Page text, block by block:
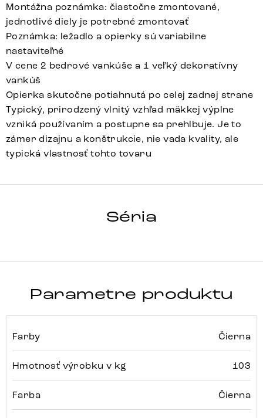
Montážna poznámka: čiastočne zmontované,
jednotlivé diely je potrebné zmontovať
Poznámka: ležadlo a opierky sú variabilne
nastaviteľné
V cene 2 bedrové vankúše a 1 veľký dekoratívny
vankúš
Opierka skutočne potiahnutá po celej zadnej strane
Typický, prirodzený vlnitý vzhľad mäkkej výplne
vzniká používaním a postupne sa prehlbuje. Je to
zámer dizajnu a konštrukcie, nie vada kvality, ale
typická vlastnosť tohto tovaru
Séria
Parametre produktu
Farby Čierna
Hmotnosť výrobku v kg 103
Farba Čierna